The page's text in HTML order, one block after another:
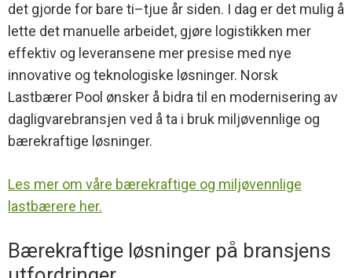
det gjorde for bare ti–tjue år siden. I dag er det mulig å
lette det manuelle arbeidet, gjøre logistikken mer
effektiv og leveransene mer presise med nye
innovative og teknologiske løsninger. Norsk
Lastbærer Pool ønsker å bidra til en modernisering av
dagligvarebransjen ved å ta i bruk miljøvennlige og
bærekraftige løsninger.
Les mer om våre bærekraftige og miljøvennlige
lastbærere her.
Bærekraftige løsninger på bransjens